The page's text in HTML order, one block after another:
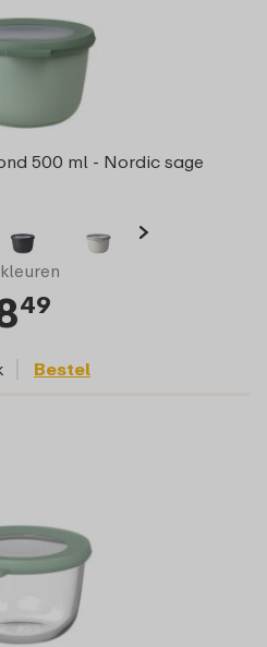
500 ml - Nordic sage
49
Bestel